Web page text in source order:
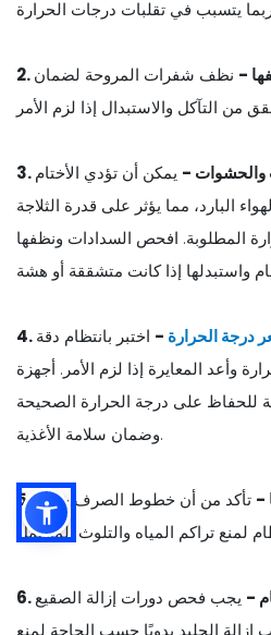
- نظف شفرات المروحة لضمان
والحشوات - يمكن أن تؤدي الأختام
البارد، مما يؤثر على قدرة الثلاجة
المطلوبة. افحص السدادات ونظفها
درجة الحرارة - اختبر بانتظام دقة
وأعد المعايرة إذا لزم الأمر. أجهزة
للحفاظ على درجة الحرارة الصحيحة
وضمان سلامة الأغذية.
- تأكد من أن خطوط الصرف خالية
- يجب فحص دورات إزالة الصقيع
إزالة الجليد يدويًا حسب الحاجة لمنع